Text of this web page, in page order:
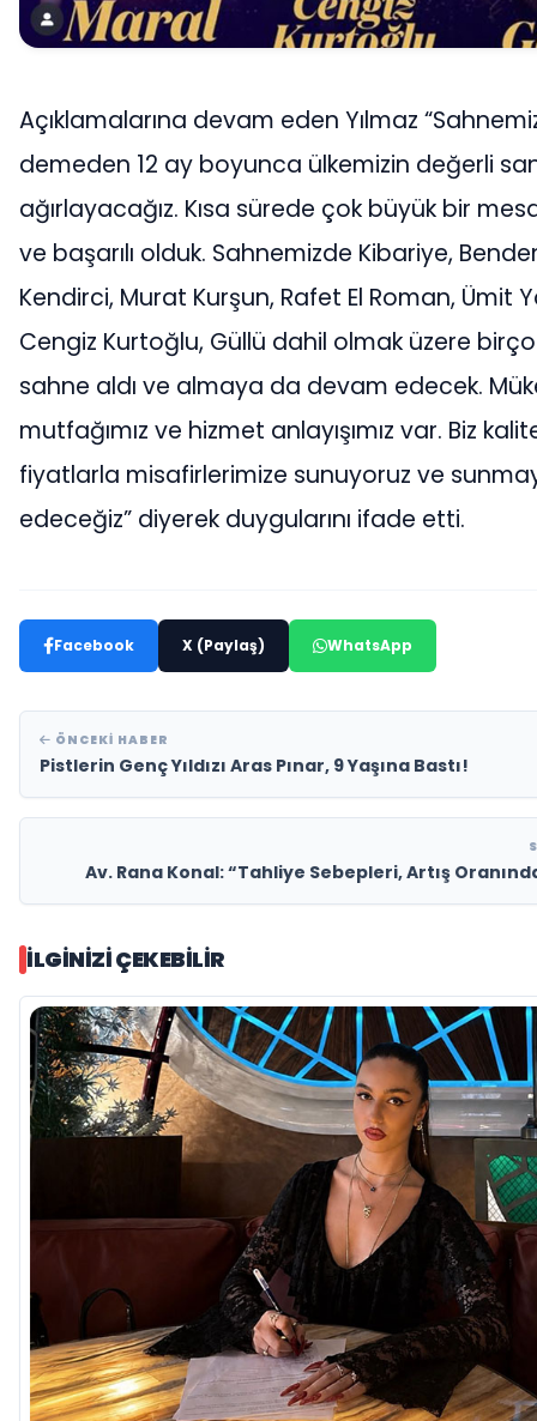
Açıklamalarına devam eden Yılmaz
demeden 12 ay boyunca ülkemizin değerli
ağırlayacağız. Kısa sürede çok büyük bir
ve başarılı olduk. Sahnemizde Kibariye,
Kendirci, Murat Kurşun, Rafet El Roman, Ümit
Cengiz Kurtoğlu, Güllü dahil olmak üzere
sahne aldı ve almaya da devam edecek.
mutfağımız ve hizmet anlayışımız var. Biz
fiyatlarla misafirlerimize sunuyoruz ve
edeceğiz” diyerek duygularını ifade etti.
Facebook X (Paylaş) WhatsApp
ÖNCEKI HABER
Pistlerin Genç Yıldızı Aras Pınar, 9 Yaşına Bastı!
Av. Rana Konal: “Tahliye Sebepleri, Artış
İLGINIZI ÇEKEBILIR